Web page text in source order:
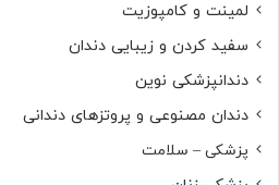
لمینت و کامپوزیت
سفید کردن و زیبایی دندان
دندانپزشکی نوین
دندان مصنوعی و پروتزهای دندانی
پزشکی – سلامت